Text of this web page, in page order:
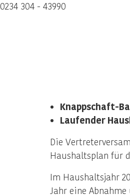
0234 304 - 43990
Knappschaft-
Laufender
Die
Haushaltsplan für
Im Haushaltsjahr
Jahr eine